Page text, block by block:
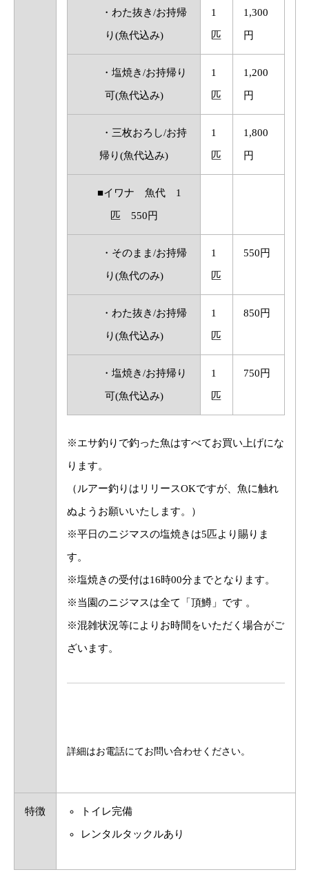
・わた抜き/お持帰
り(魚代込み)
1
匹
1,300
円
・塩焼き/お持帰り
可(魚代込み)
1
匹
1,200
円
・三枚おろし/お持
帰り(魚代込み)
1
匹
1,800
円
■イワナ 魚代 1
匹 550円
・そのまま/お持帰
り(魚代のみ)
1
匹
550円
・わた抜き/お持帰
り(魚代込み)
1
匹
850円
・塩焼き/お持帰り
可(魚代込み)
1
匹
750円
※エサ釣りで釣った魚はすべてお買い上げにな
ります。
（ルアー釣りはリリースOKですが、魚に触れ
ぬようお願いいたします。）
※平日のニジマスの塩焼きは5匹より賜りま
す。
※塩焼きの受付は16時00分までとなります。
※当園のニジマスは全て「頂鱒」です 。
※混雑状況等によりお時間をいただく場合がご
ざいます。
詳細はお電話にてお問い合わせください。
特徴 トイレ完備
レンタルタックルあり